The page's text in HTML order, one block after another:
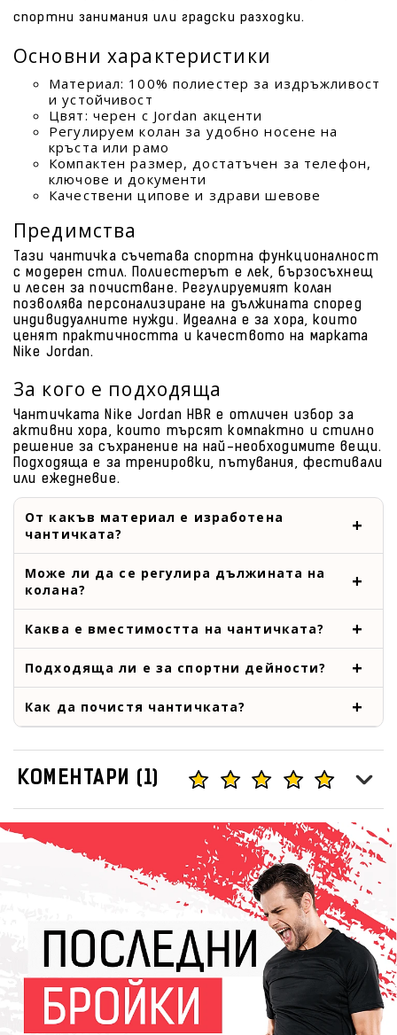
спортни занимания или градски разходки.
Основни характеристики
Материал: 100% полиестер за издръжливост
и устойчивост
Цвят: черен с Jordan акценти
Регулируем колан за удобно носене на
кръста или рамо
Компактен размер, достатъчен за телефон,
ключове и документи
Качествени ципове и здрави шевове
Предимства
Тази чантичка съчетава спортна функционалност
с модерен стил. Полиестерът е лек, бързосъхнещ
и лесен за почистване. Регулируемият колан
позволява персонализиране на дължината според
индивидуалните нужди. Идеална е за хора, които
ценят практичността и качеството на марката
Nike Jordan.
За кого е подходяща
Чантичката Nike Jordan HBR е отличен избор за
активни хора, които търсят компактно и стилно
решение за съхранение на най-необходимите вещи.
Подходяща е за тренировки, пътувания, фестивали
или ежедневие.
От какъв материал е изработена
чантичката?
Може ли да се регулира дължината на
колана?
Каква е вместимостта на чантичката?
Подходяща ли е за спортни дейности?
Как да почистя чантичката?
КОМЕНТАРИ (1)